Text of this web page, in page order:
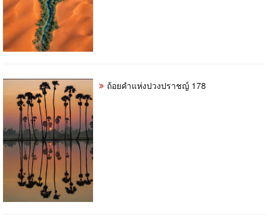
ถ้อยคำแห่งปวงปราชญ์ 178